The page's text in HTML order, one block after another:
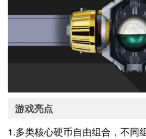
游戏亮点
1.多类核心硬币自由组合，不同